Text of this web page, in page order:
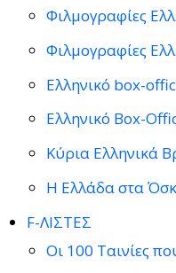
Φιλμογραφίες
Φιλμογραφίες
Ελληνικό box-
Ελληνικό Box-
Κύρια Ελληνικά
Η Ελλάδα στα
F-ΛΙΣΤΕΣ
Οι 100 Ταινίες